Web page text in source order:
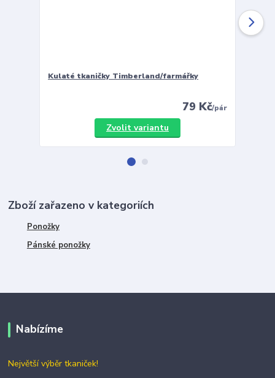
Kulaté tkaničky Timberland/farmářky
79 Kč/pár
Zvolit variantu
Zboží zařazeno v kategoriích
Ponožky
Pánské ponožky
Nabízíme
Největší výběr tkaniček!